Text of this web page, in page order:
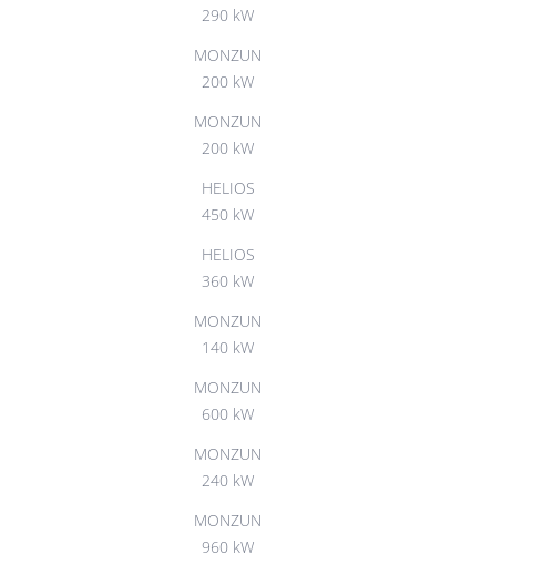
290 kW
MONZUN
200 kW
MONZUN
200 kW
HELIOS
450 kW
HELIOS
360 kW
MONZUN
140 kW
MONZUN
600 kW
MONZUN
240 kW
MONZUN
960 kW